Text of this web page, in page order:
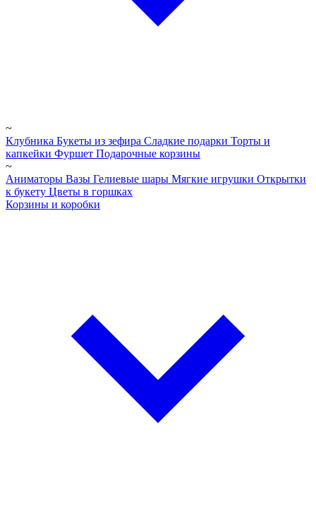
~
Клубника Букеты из зефира Сладкие подарки Торты и
капкейки Фуршет Подарочные корзины
~
Аниматоры Вазы Гелиевые шары Мягкие игрушки Открытки
к букету Цветы в горшках
Корзины и коробки